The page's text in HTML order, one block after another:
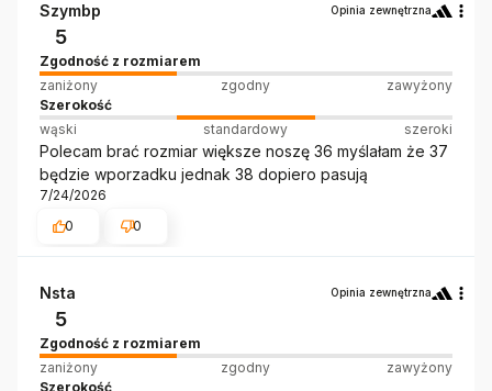
Szymbp Opinia zewnętrzna
5
Zgodność z rozmiarem
zaniżony
zgodny
zawyżony
Szerokość
wąski
standardowy szeroki
Polecam brać rozmiar większe noszę 36 myślałam że 37
będzie wporzadku jednak 38 dopiero pasują
7/24/2026
0
0
Nsta Opinia zewnętrzna
5
Zgodność z rozmiarem
zaniżony
zgodny
zawyżony
Szerokość